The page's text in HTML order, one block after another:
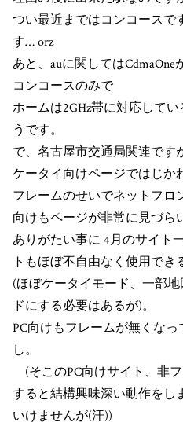
つい最近まではコンコースで
す… orz
あと、auに関しては
コンコースのみで
ホームは2GHz帯に対応して
うです。
で、名古屋市交通局関連です
ケータイ向けページではじか
フレームのせいでネットフロ
向けもページが非常に見づら
ありがたい事に 4月のサイト
トもほぼ不自由なく使用で
(ほぼケータイモード、一部
ドにする必要はあるが)。
PC向けもフレームが無くな
し。
(そこのPC向けサイト、非
すると結構興味深い動作をし
いけませんが(汗))